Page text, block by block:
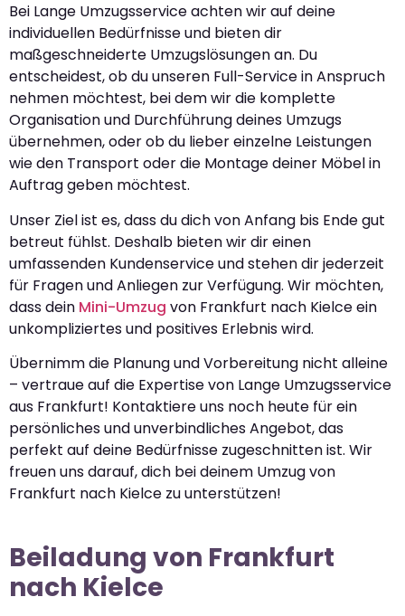
Bei Lange Umzugsservice achten wir auf deine
individuellen Bedürfnisse und bieten dir
maßgeschneiderte Umzugslösungen an. Du
entscheidest, ob du unseren Full-Service in Anspruch
nehmen möchtest, bei dem wir die komplette
Organisation und Durchführung deines Umzugs
übernehmen, oder ob du lieber einzelne Leistungen
wie den Transport oder die Montage deiner Möbel in
Auftrag geben möchtest.
Unser Ziel ist es, dass du dich von Anfang bis Ende gut
betreut fühlst. Deshalb bieten wir dir einen
umfassenden Kundenservice und stehen dir jederzeit
für Fragen und Anliegen zur Verfügung. Wir möchten,
dass dein Mini-Umzug von Frankfurt nach Kielce ein
unkompliziertes und positives Erlebnis wird.
Übernimm die Planung und Vorbereitung nicht alleine
– vertraue auf die Expertise von Lange Umzugsservice
aus Frankfurt! Kontaktiere uns noch heute für ein
persönliches und unverbindliches Angebot, das
perfekt auf deine Bedürfnisse zugeschnitten ist. Wir
freuen uns darauf, dich bei deinem Umzug von
Frankfurt nach Kielce zu unterstützen!
Beiladung von Frankfurt
nach Kielce